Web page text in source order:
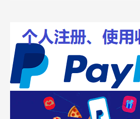
PayPal
注
册、
使
用、